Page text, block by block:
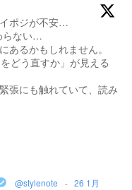
ポジが不安…
らない…
あるかもしれません。
どう直すか」が見える
張にも触れていて、読み
@stylenote · 26 1月